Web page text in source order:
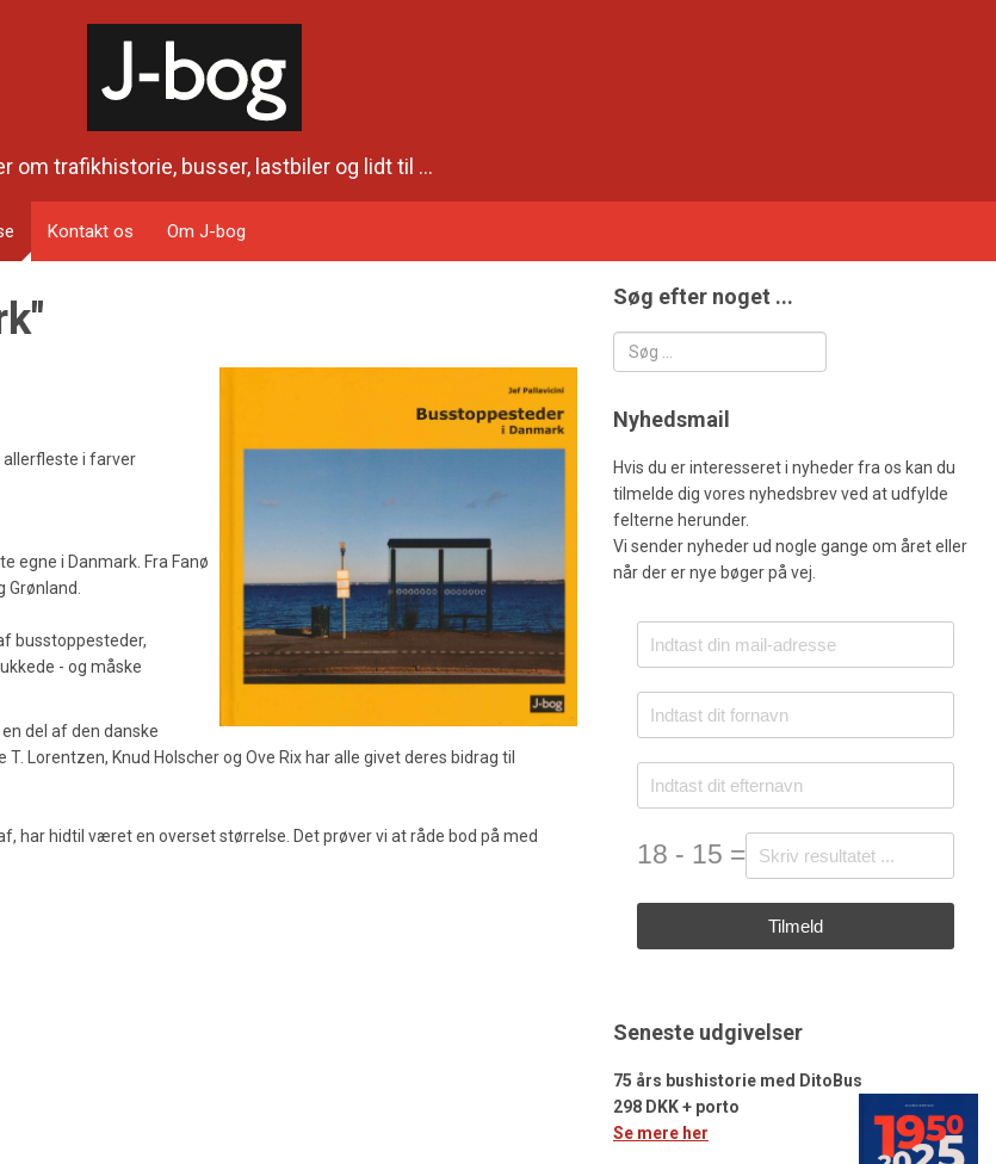
om trafikhistorie, busser, lastbiler og lidt til ...
Kontakt os Om J-bog
allerfleste i farver
egne i Danmark. Fra Fanø
busstoppesteder,
- og måske
del af den danske
Lorentzen, Knud Holscher og Ove Rix har alle givet deres bidrag til
har hidtil været en overset størrelse. Det prøver vi at råde bod på med
Søg efter noget ...
Søg
Nyhedsmail
Hvis du er interesseret i nyheder fra os kan du
tilmelde dig vores nyhedsbrev ved at udfylde
felterne herunder.
Vi sender nyheder ud nogle gange om året eller
når der er nye bøger på vej.
18 - 15 =
Tilmeld
Seneste udgivelser
75 års bushistorie med DitoBus
298 DKK + porto
Se mere her